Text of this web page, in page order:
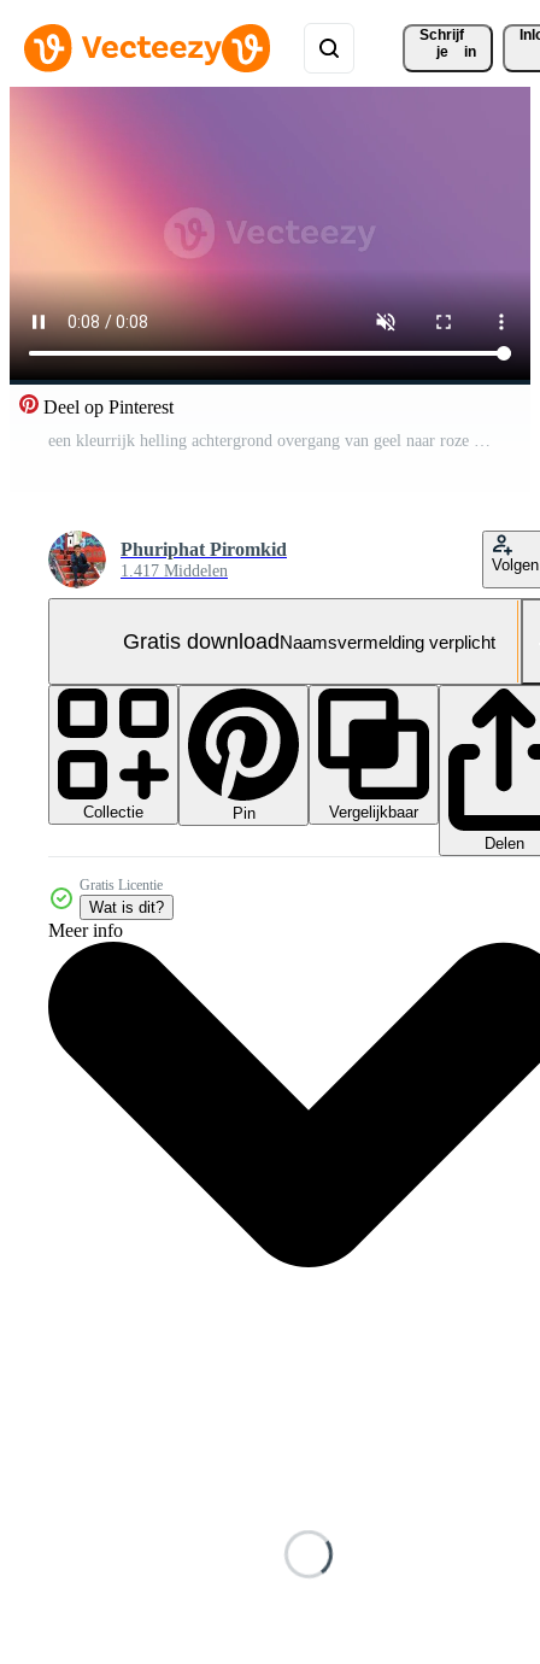
Schrijf
je
in
Deel op Pinterest
een kleurrijk helling achtergrond overgang van geel naar roze naar Purper, presentatie van een levendig Scherm van kleuren. Gratis Video
Phuriphat Piromkid
1.417 Middelen Volgen
Gratis downloadNaamsvermelding verplicht
Collectie Pin
Vergelijkbaar
Delen
Gratis Licentie
Wat is dit?
Meer info